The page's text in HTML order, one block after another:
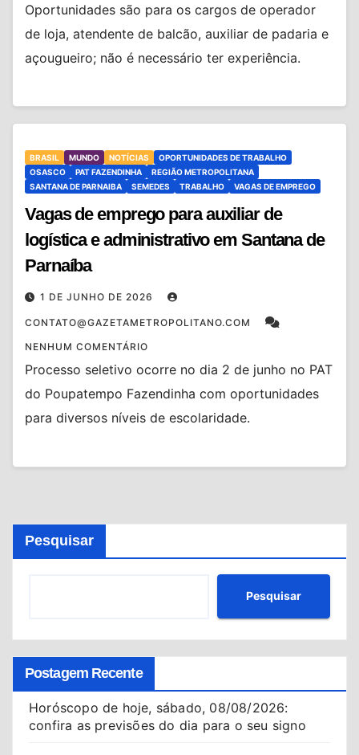
Oportunidades são para os cargos de operador
de loja, atendente de balcão, auxiliar de padaria e
açougueiro; não é necessário ter experiência.
BRASIL MUNDO NOTÍCIAS
OPORTUNIDADES DE TRABALHO
OSASCO
PAT FAZENDINHA
REGIÃO METROPOLITANA
SANTANA DE PARNAIBA
SEMEDES TRABALHO VAGAS DE EMPREGO
Vagas de emprego para auxiliar de
logística e administrativo em Santana de
Parnaíba
1 DE JUNHO DE 2026
CONTATO@GAZETAMETROPOLITANO.COM
NENHUM COMENTÁRIO
Processo seletivo ocorre no dia 2 de junho no PAT
do Poupatempo Fazendinha com oportunidades
para diversos níveis de escolaridade.
Pesquisar
Pesquisar
Postagem Recente
Horóscopo de hoje, sábado, 08/08/2026:
confira as previsões do dia para o seu signo